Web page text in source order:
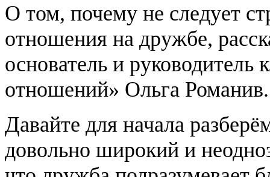
О том, почему не следует
отношения на дружбе,
основатель и руководитель
отношений» Ольга Романив.
Давайте для начала
довольно широкий и